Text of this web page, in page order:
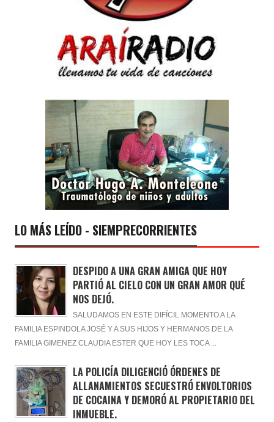
LO MÁS LEÍDO - SIEMPRECORRIENTES
DESPIDO A UNA GRAN AMIGA QUE HOY
PARTIÓ AL CIELO CON UN GRAN AMOR QUÉ
NOS DEJÓ.
SALUDAMOS EN ESTE DIFÍCIL MOMENTO A LA
FAMILIA ESPINDOLA JOSÉ Y A SUS HIJOS Y HERMANOS DE LA
FAMILIA GIMENEZ CLAUDIA ESTER QUE HOY LES TOCA ...
LA POLICÍA DILIGENCIÓ ÓRDENES DE
ALLANAMIENTOS SECUESTRÓ ENVOLTORIOS
DE COCAINA Y DEMORÓ AL PROPIETARIO DEL
INMUEBLE.